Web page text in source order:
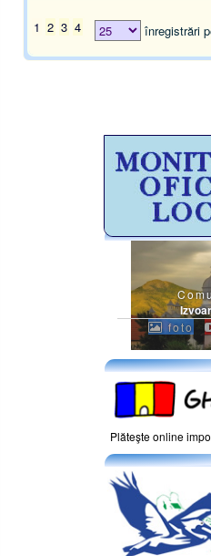
1 2 3 4 înregistrări
foto
Plăteşte online